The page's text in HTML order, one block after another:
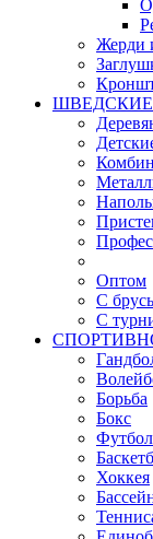
Жерди
Оптом
С
С
Борьба
Бокс
Футбол
Хоккея